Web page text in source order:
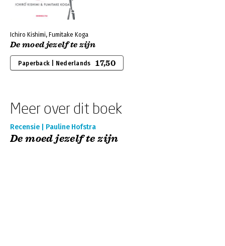
Ichiro Kishimi, Fumitake Koga
De moed jezelf te zijn
Paperback | Nederlands 17,50
Meer over dit boek
Recensie | Pauline Hofstra
De moed jezelf te zijn